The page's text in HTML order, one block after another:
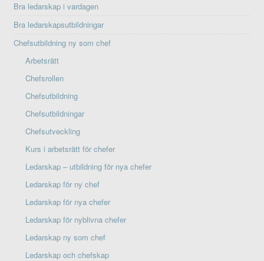
Bra ledarskap i vardagen
Bra ledarskapsutbildningar
Chefsutbildning ny som chef
Arbetsrätt
Chefsrollen
Chefsutbildning
Chefsutbildningar
Chefsutveckling
Kurs i arbetsrätt för chefer
Ledarskap – utbildning för nya chefer
Ledarskap för ny chef
Ledarskap för nya chefer
Ledarskap för nyblivna chefer
Ledarskap ny som chef
Ledarskap och chefskap